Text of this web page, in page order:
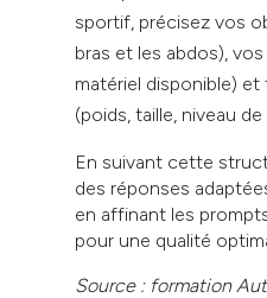
sportif, précisez vos
bras et les abdos),
matériel disponible)
(poids, taille, niveau de
En suivant cette
des réponses
en affinant les
pour une qualité
Source : formation